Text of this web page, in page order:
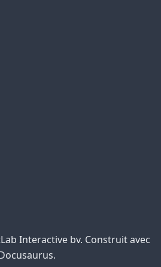
Interactive bv. Construit avec